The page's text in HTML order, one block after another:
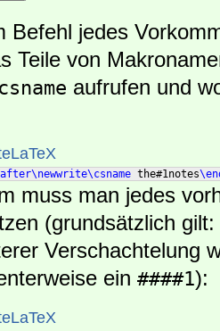
Befehl jedes
Teile von
aufrufen und
the#1notes
muss man jedes
(grundsätzlich
Verschachtelung
ein ####1):